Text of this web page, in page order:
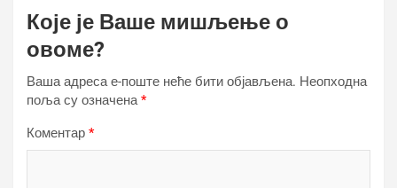
Које је Ваше мишљење о
овоме?
Ваша адреса е-поште неће бити објављена. Неопходна
поља су означена*
Коментар *